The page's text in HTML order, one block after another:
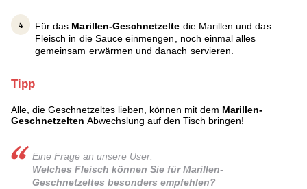
Für das Marillen-Geschnetzelte die Marillen und das
Fleisch in die Sauce einmengen, noch einmal alles
gemeinsam erwärmen und danach servieren.
Tipp
Alle, die Geschnetzeltes lieben, können mit dem Marillen-
Geschnetzelten Abwechslung auf den Tisch bringen!
Eine Frage an unsere User:
Welches Fleisch können Sie für Marillen-
Geschnetzeltes besonders empfehlen?